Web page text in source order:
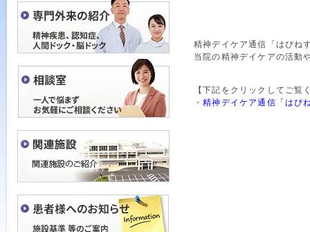
精神デイケア通信「はぴね
当院の精神デイケアの活動
【下記をクリックしてご覧
・精神デイケア通信「はぴ